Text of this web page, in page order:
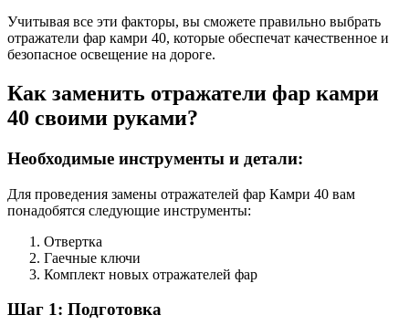
Учитывая все эти факторы, вы сможете правильно выбрать
отражатели фар камри 40, которые обеспечат качественное и
безопасное освещение на дороге.
Как заменить отражатели фар камри
40 своими руками?
Необходимые инструменты и детали:
Для проведения замены отражателей фар Камри 40 вам
понадобятся следующие инструменты:
Отвертка
Гаечные ключи
Комплект новых отражателей фар
Шаг 1: Подготовка